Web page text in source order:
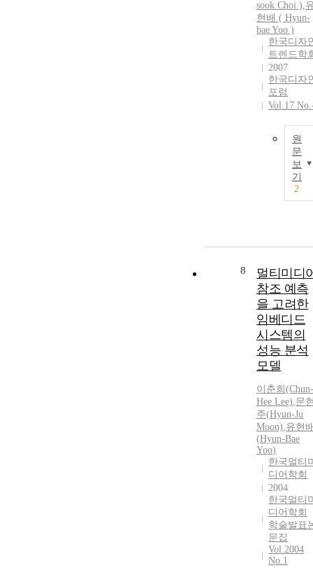
sook Choi ),
현배 ( Hyun-
bae Yoo )
한국디자
트렌드학
2007
한국디자
포럼
Vol.17
원
문
보
기
2
8
멀티미디
참조 예측
을 고려한
임베디드
시스템의
성능 분석
모델
이춘희(Chun-
Hee Lee),문
주(Hyun-Ju
Moon),유현
(Hyun-Bae
Yoo)
한국멀티
디어학회
2004
한국멀티
디어학회
학술발표
문집
Vol.2004
No.1